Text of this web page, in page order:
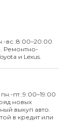
вс.:8:00–20:00
Ремонтно-
и Lexus.
пн.-пт.:9:00–19:00
новых
выкуп авто.
в кредит или